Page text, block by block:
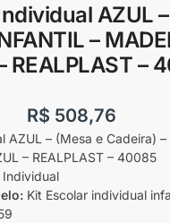
AZUL
–
REALPLAST –
R$ 508,76
AZUL – (Mesa e Cadeira) –
– REALPLAST – 40085
Individual
Kit Escolar individual